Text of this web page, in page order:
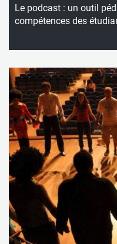
Le podcast : un outil
compétences des